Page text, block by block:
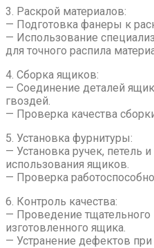
3. Раскрой материалов:
— Подготовка фанеры к
— Использование
для точного распила
4. Сборка ящиков:
— Соединение деталей
гвоздей.
— Проверка качества
5. Установка фурнитуры:
— Установка ручек, петель
использования ящиков.
— Проверка
6. Контроль качества:
— Проведение тщательного
изготовленного ящика.
— Устранение дефектов при